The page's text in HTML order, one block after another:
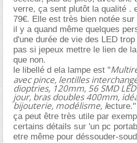
verre, ça sent plutôt la qualité .
79€. Elle est très bien notée
il y a quand même quelques
d'une durée de vie des LED
pas si jepeux mettre le lien de
que non.
le libellé d ela lampe est "
avec pince, lentilles
dioptries, 120mm, 56 SMD
jour, bras doubles 400mm,
bijouterie, modélisme, lecture."
ça peut être très utile par
certains détails sur 'un pc
etre même pour déssouder-